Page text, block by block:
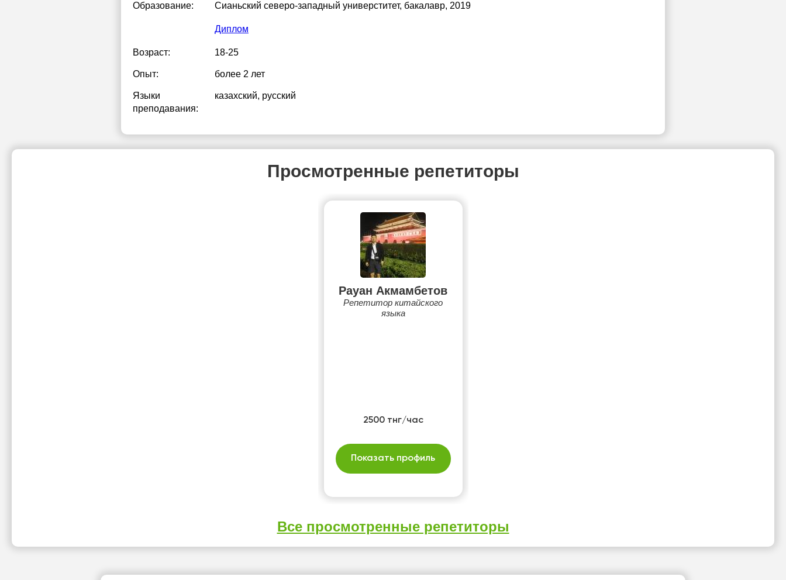
Образование: Сианьский северо-западный универститет, бакалавр, 2019
Диплом
Возраст: 18-25
Опыт: более 2 лет
Языки
преподавания:
казахский, русский
Просмотренные репетиторы
Рауан Акмамбетов
Репетитор китайского
языка
2500 тнг/час
Показать профиль
Все просмотренные репетиторы